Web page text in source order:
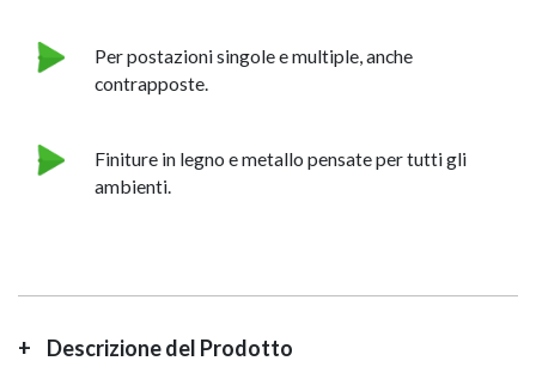
Per postazioni singole e multiple, anche
contrapposte.
Finiture in legno e metallo pensate per tutti gli
ambienti.
Descrizione del Prodotto